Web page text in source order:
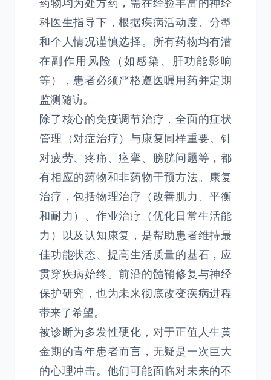
药物均为处方药，需在经验丰富的神经
科医生指导下，根据疾病活动度、分型
和个人情况谨慎选择。所有药物均有潜
在副作用风险（如感染、肝功能影响
等），患者必须严格遵医嘱用药并定期
监测随访。
除了核心的免疫调节治疗，全面的症状
管理（对症治疗）与康复同样重要。针
对疲劳、疼痛、痉挛、膀胱问题等，都
有相应的药物和非药物干预方法。康复
治疗，包括物理治疗（改善肌力、平衡
和耐力）、作业治疗（优化日常生活能
力）以及认知康复，是帮助患者维持最
佳功能状态、提高生活质量的基石，应
贯穿疾病始终。前沿的髓鞘修复与神经
保护研究，也为未来彻底改变疾病进程
带来了希望。
被诊断为多发性硬化，对于正值人生黄
金期的青年患者而言，无疑是一次巨大
的心理冲击。他们可能面临对未来的不